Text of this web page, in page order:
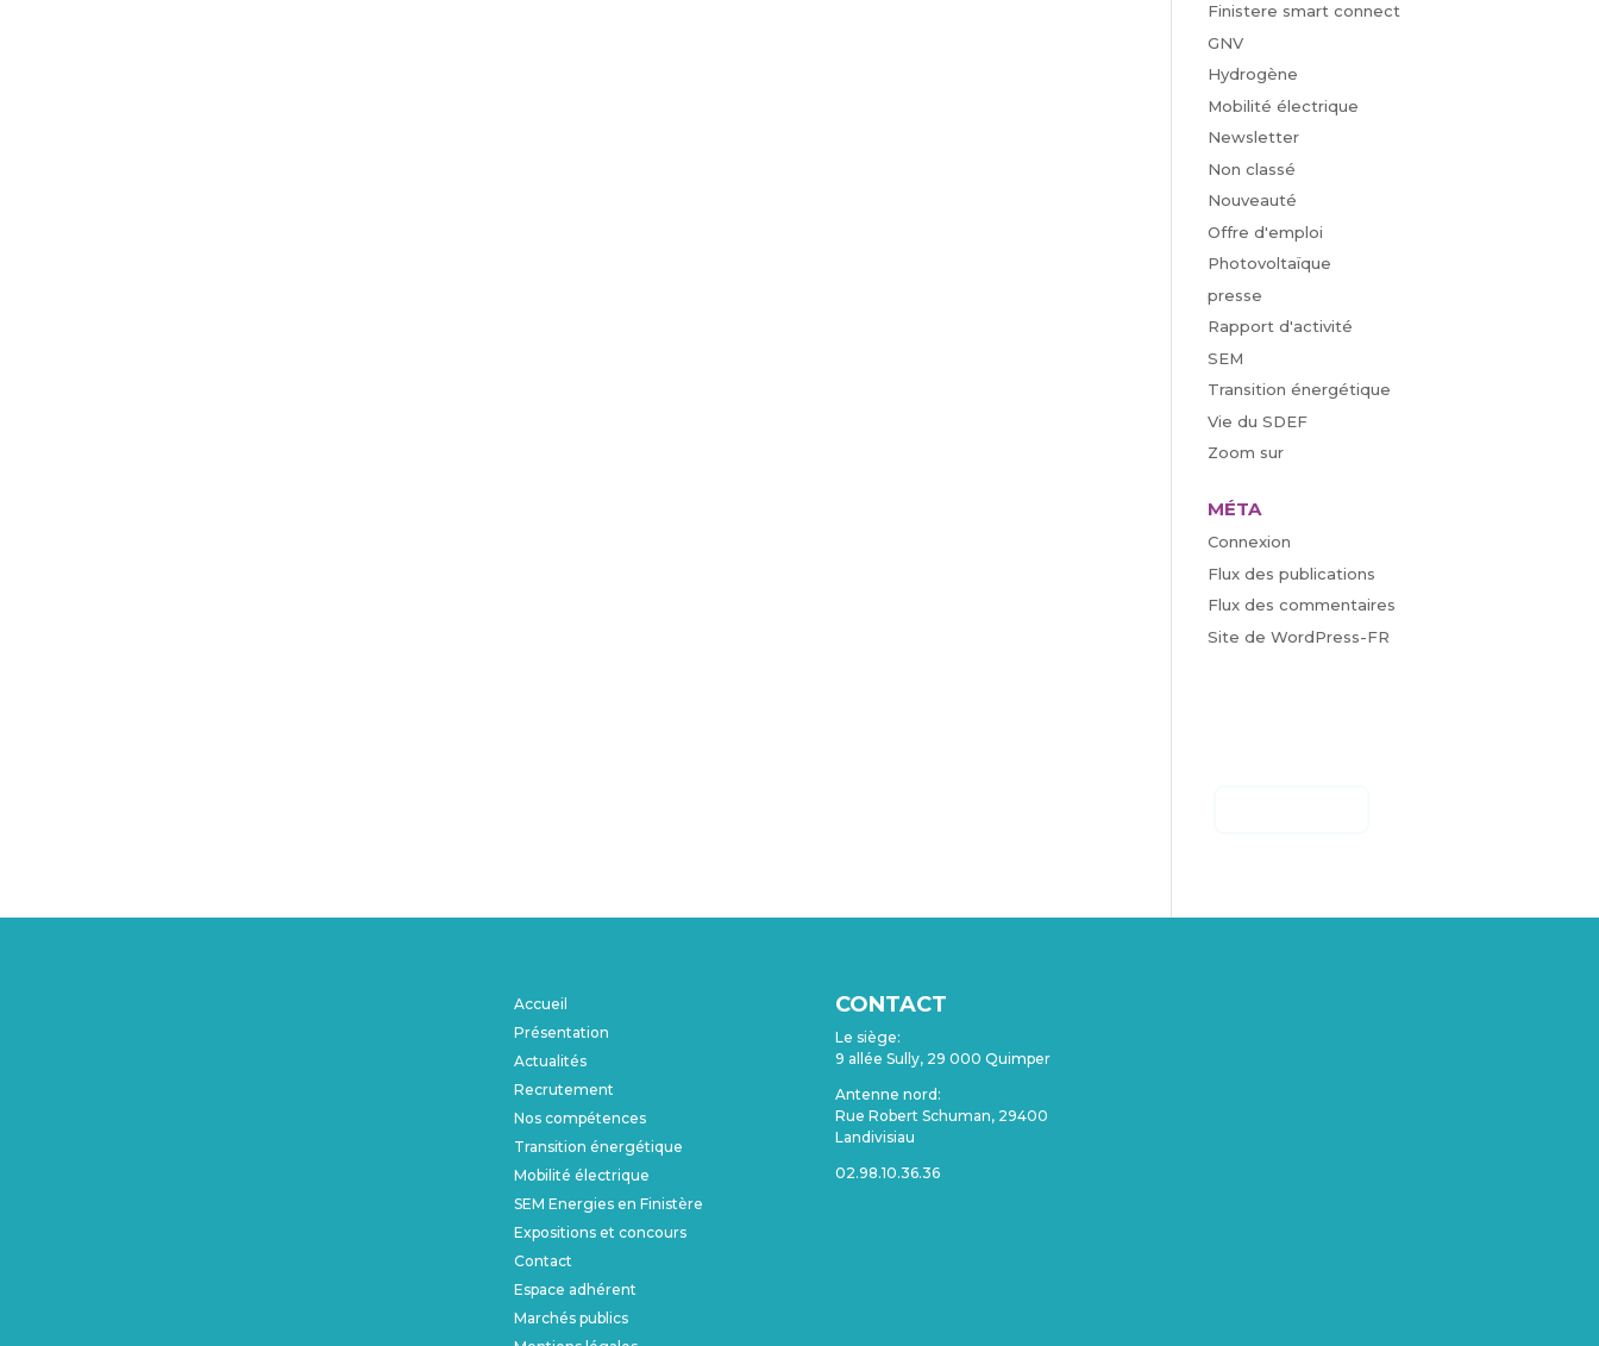
Finistere smart connect
GNV
Hydrogène
Mobilité électrique
Newsletter
Non classé
Nouveauté
Offre d'emploi
Photovoltaïque
presse
Rapport d'activité
SEM
Transition énergétique
Vie du SDEF
Zoom sur
MÉTA
Connexion
Flux des publications
Flux des commentaires
Site de WordPress-FR
Accueil
Présentation
Actualités
Recrutement
Nos compétences
Transition énergétique
Mobilité électrique
SEM Energies en Finistère
Expositions et concours
Contact
Espace adhérent
Marchés publics
CONTACT
Le siège:
9 allée Sully, 29 000 Quimper
Antenne nord:
Rue Robert Schuman, 29400
Landivisiau
02.98.10.36.36